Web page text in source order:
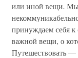
или иной вещи. Мы
принуждаем себя
важной вещи, о
Путешествовать —